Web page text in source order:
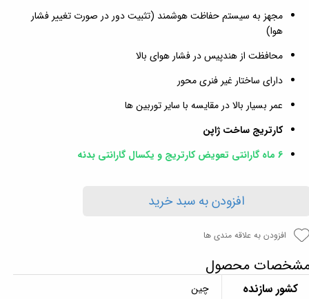
مجهز به سیستم حفاظت هوشمند (تثبیت دور در صورت تغییر فشار
هوا)
محافظت از هندپیس در فشار هوای بالا
دارای ساختار غیر فنری محور
عمر بسیار بالا در مقایسه با سایر توربین ها
کارتریج ساخت ژاپن
6 ماه گارانتی تعویض کارتریج و یکسال گارانتی بدنه
افزودن به سبد خرید
افزودن به علاقه مندی ها
محصول
کشور سازنده چین